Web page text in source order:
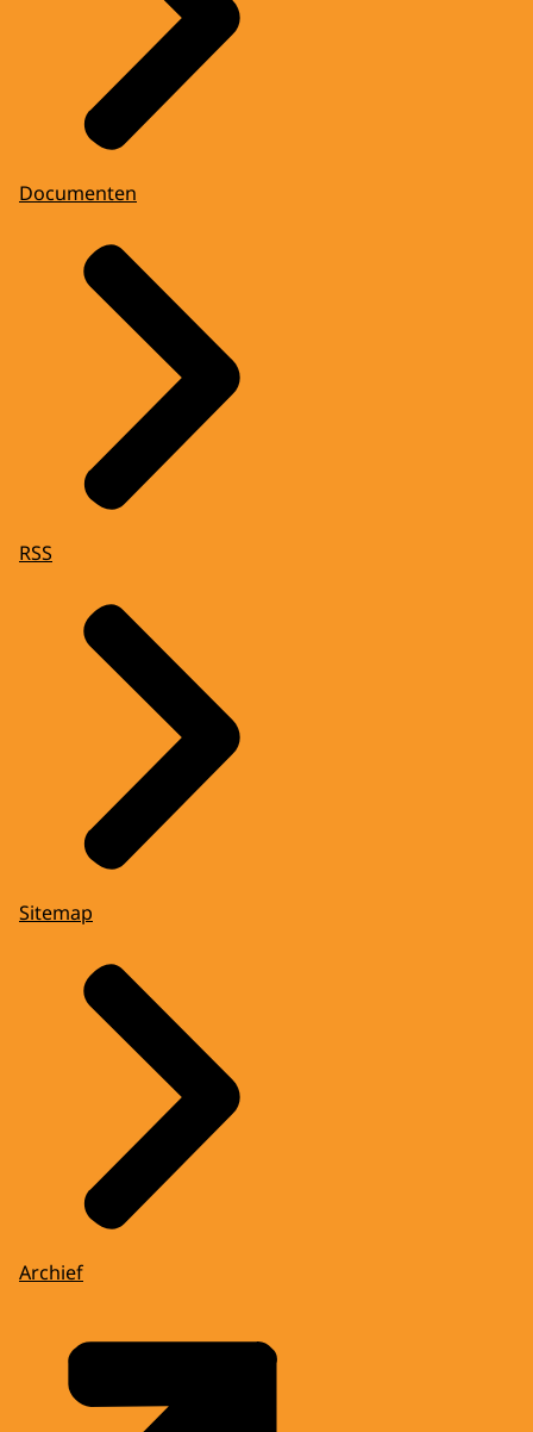
Documenten
RSS
Sitemap
Archief